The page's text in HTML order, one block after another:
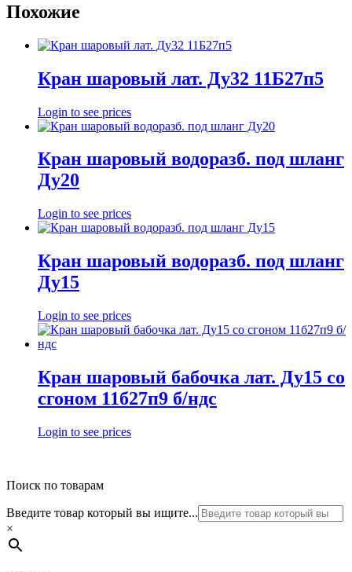
Похожие
Кран шаровый лат. Ду32 11Б27п5
Login to see prices
Кран шаровый водоразб. под шланг
Ду20
Login to see prices
Кран шаровый водоразб. под шланг
Ду15
Login to see prices
Кран шаровый бабочка лат. Ду15 со
сгоном 11б27п9 б/ндс
Login to see prices
Поиск по товарам
Введите товар который вы ищите...
×